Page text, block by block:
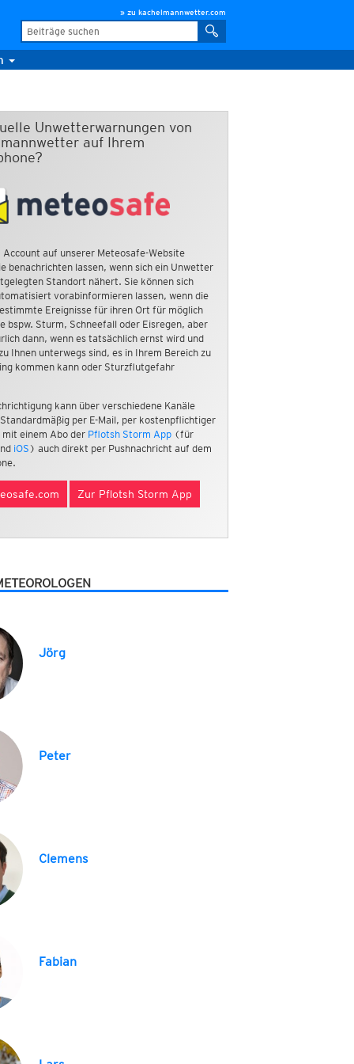
» zu kachelmannwetter.com
Unwetterwarnungen von
auf Ihrem
Account auf unserer Meteosafe-Website
benachrichten lassen, wenn sich ein Unwetter
Standort nähert. Sie können sich
vorabinformieren lassen, wenn die
Ereignisse für ihren Ort für möglich
bspw. Sturm, Schneefall oder Eisregen, aber
dann, wenn es tatsächlich ernst wird und
Ihnen unterwegs sind, es in Ihrem Bereich zu
kommen kann oder Sturzflutgefahr
kann über verschiedene Kanäle
per E-Mail, per kostenpflichtiger
mit einem Abo der Pflotsh Storm App(für
iOS ) auch direkt per Pushnachricht auf dem
Zur Pflotsh Storm App
Jörg
Peter
Clemens
Fabian